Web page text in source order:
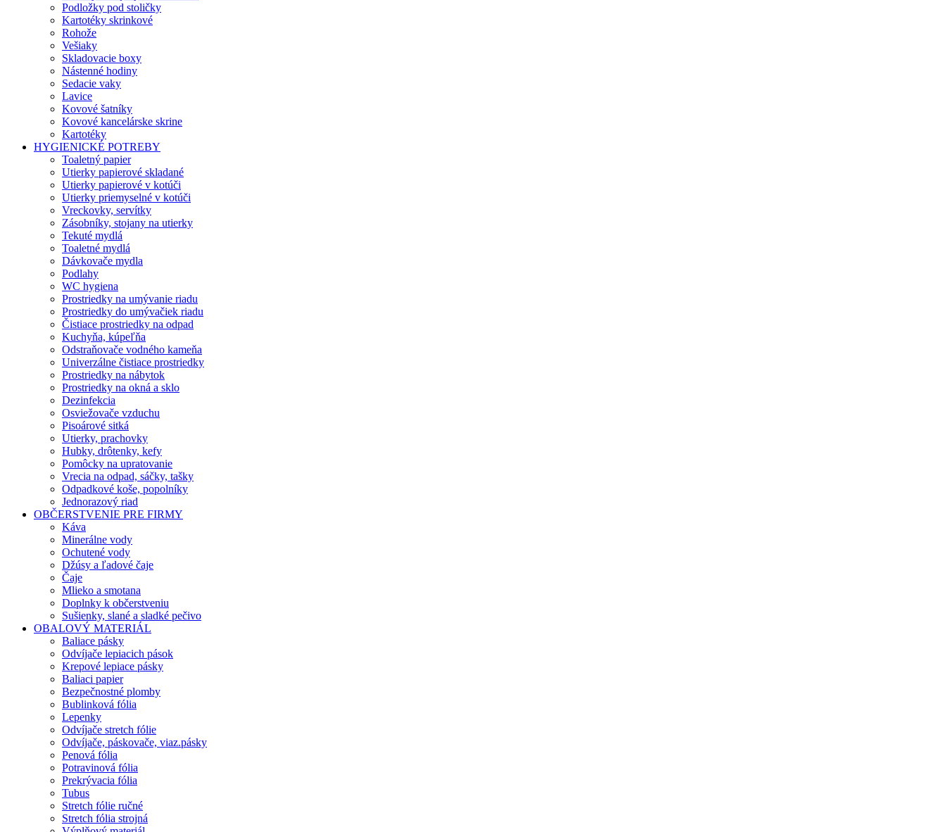
Podložky pod stoličky
Kartotéky skrinkové
Rohože
Vešiaky
Skladovacie boxy
Nástenné hodiny
Sedacie vaky
Lavice
Kovové šatníky
Kovové kancelárske skrine
Kartotéky
HYGIENICKÉ POTREBY
Toaletný papier
Utierky papierové skladané
Utierky papierové v kotúči
Utierky priemyselné v kotúči
Vreckovky, servítky
Zásobníky, stojany na utierky
Tekuté mydlá
Toaletné mydlá
Dávkovače mydla
Podlahy
WC hygiena
Prostriedky na umývanie riadu
Prostriedky do umývačiek riadu
Čistiace prostriedky na odpad
Kuchyňa, kúpeľňa
Odstraňovače vodného kameňa
Univerzálne čistiace prostriedky
Prostriedky na nábytok
Prostriedky na okná a sklo
Dezinfekcia
Osviežovače vzduchu
Pisoárové sitká
Utierky, prachovky
Hubky, drôtenky, kefy
Pomôcky na upratovanie
Vrecia na odpad, sáčky, tašky
Odpadkové koše, popolníky
Jednorazový riad
OBČERSTVENIE PRE FIRMY
Káva
Minerálne vody
Ochutené vody
Džúsy a ľadové čaje
Čaje
Mlieko a smotana
Doplnky k občerstveniu
Sušienky, slané a sladké pečivo
OBALOVÝ MATERIÁL
Baliace pásky
Odvíjače lepiacich pások
Krepové lepiace pásky
Baliaci papier
Bezpečnostné plomby
Bublinková fólia
Lepenky
Odvíjače stretch fólie
Odvíjače, páskovače, viaz.pásky
Penová fólia
Potravinová fólia
Prekrývacia fólia
Tubus
Stretch fólie ručné
Stretch fólia strojná